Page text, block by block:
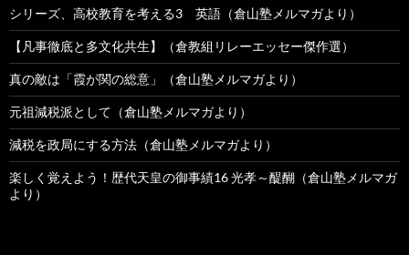
シリーズ、高校教育を考える3 英語（倉山塾メルマガより）
【凡事徹底と多文化共生】（倉教組リレーエッセー傑作選）
真の敵は「霞が関の総意」（倉山塾メルマガより）
元祖減税派として（倉山塾メルマガより）
減税を政局にする方法（倉山塾メルマガより）
楽しく覚えよう！歴代天皇の御事績16 光孝～醍醐（倉山塾メルマガ
より）